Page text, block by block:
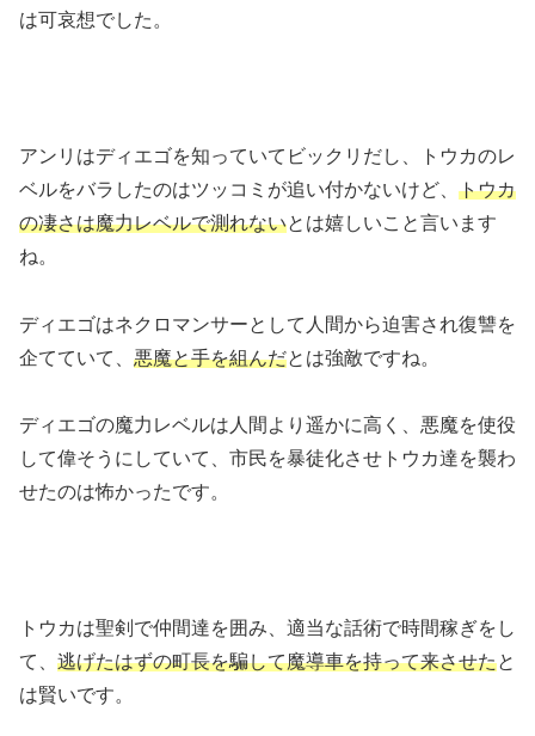
は可哀想でした。
アンリはディエゴを知っていてビックリだし、トウカのレ
ベルをバラしたのはツッコミが追い付かないけど、 トウカ
の凄さは魔力レベルで測れないとは嬉しいこと言います
ね。
ディエゴはネクロマンサーとして人間から迫害され復讐を
企てていて、 悪魔と手を組んだとは強敵ですね。
ディエゴの魔力レベルは人間より遥かに高く、悪魔を使役
して偉そうにしていて、市民を暴徒化させトウカ達を襲わ
せたのは怖かったです。
トウカは聖剣で仲間達を囲み、適当な話術で時間稼ぎをし
て、 逃げたはずの町長を騙して魔導車を持って来させたと
は賢いです。